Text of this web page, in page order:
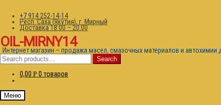
+7 914 252-14-14
Респ. Саха (Якутия), г. Мирный
Доставка 18:00 – 20:00
OIL-MIRNY14
Интернет магазин – продажа масел, смазочных материалов и автохимии
Search
for: Search
0,00 Р 0 товаров
Меню